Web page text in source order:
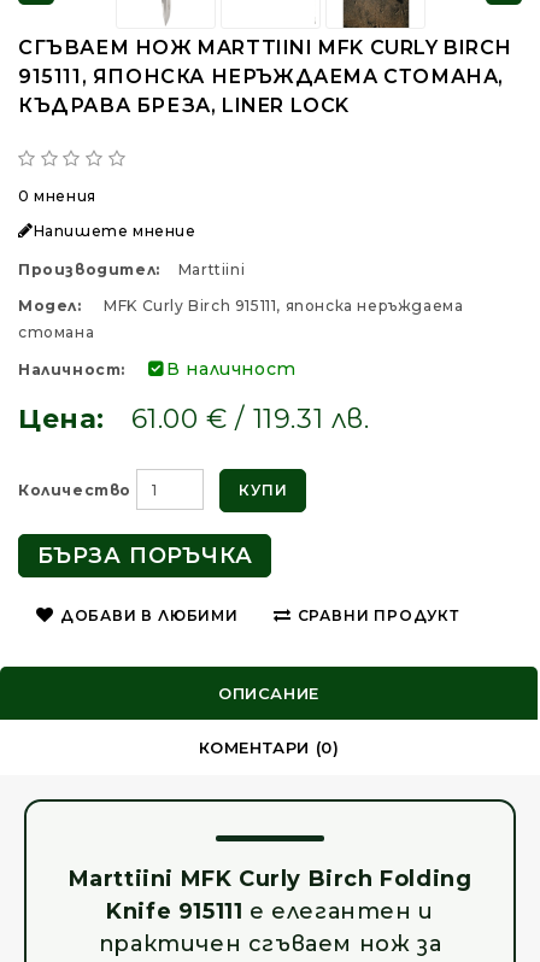
СГЪВАЕМ НОЖ MARTTIINI MFK CURLY BIRCH
915111, ЯПОНСКА НЕРЪЖДАЕМА СТОМАНА,
КЪДРАВА БРЕЗА, LINER LOCK
0 мнения
Напишете мнение
Производител:
Marttiini
Модел:
MFK Curly Birch 915111, японска неръждаема
стомана
Наличност: В наличност
Цена: 61.00 € / 119.31 лв.
Количество КУПИ
БЪРЗА ПОРЪЧКА
ДОБАВИ В ЛЮБИМИ СРАВНИ ПРОДУКТ
ОПИСАНИЕ
КОМЕНТАРИ (0)
Marttiini MFK Curly Birch Folding
Knife 915111 е елегантен и
практичен сгъваем нож за